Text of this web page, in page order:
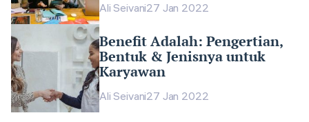
Ali Seivani27 Jan 2022
Benefit Adalah: Pengertian,
Bentuk & Jenisnya untuk
Karyawan
Ali Seivani27 Jan 2022